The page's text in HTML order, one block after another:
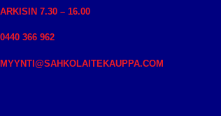
ARKISIN 7.30 – 16.00
0440 366 962
MYYNTI@SAHKOLAITEKAUPPA.COM